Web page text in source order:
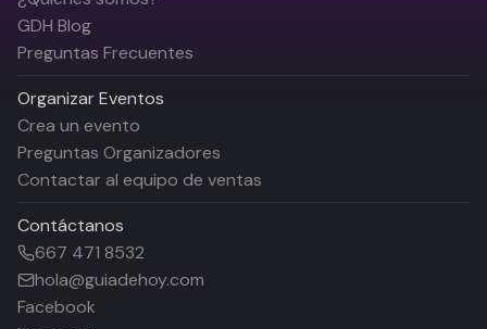
GDH Blog
Preguntas Frecuentes
Organizar Eventos
Crea un evento
Preguntas Organizadores
Contactar al equipo de ventas
Contáctanos
667 471 8532
hola@guiadehoy.com
Facebook